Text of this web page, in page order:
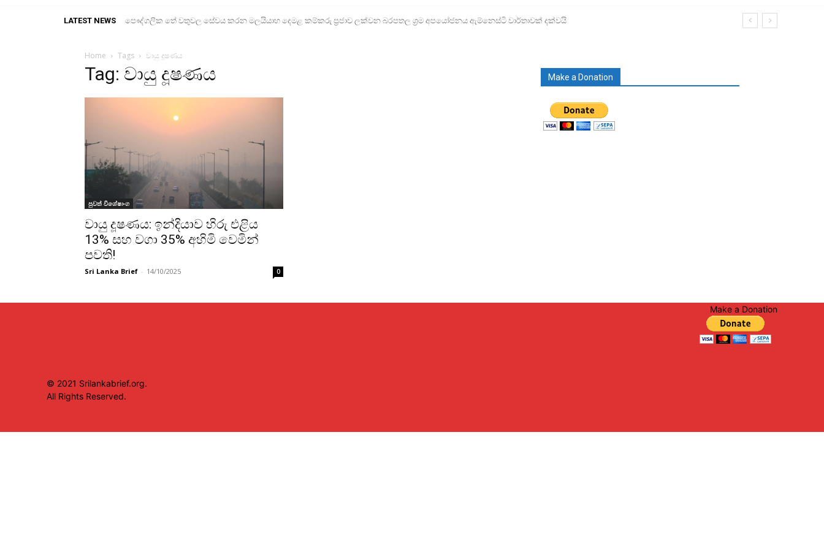
LATEST NEWS පෞද්ගලික තේ වතුවල සේවය කරන මලයියාහ දෙමළ කම්කරු ප්‍රජාව ලක්වන බරපතල ශ්‍රම අපයෝජනය ඇම්නෙස්ටි වාර්තාවක් දක්වයි
Home Tags වායු දූෂණය
Tag: වායු දූෂණය
පුවත් විශේෂාංග
වායු දූෂණය: ඉන්දියාව හිරු එළිය
13% සහ වගා 35% අහිමි වෙමින්
පවති!
Sri Lanka Brief - 14/10/2025 0
Make a Donation
Make a Donation
© 2021 Srilankabrief.org.
All Rights Reserved.